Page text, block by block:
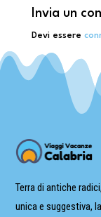
Invia un
Devi essere
Terra di antiche
unica e suggestiva,